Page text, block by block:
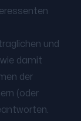
und
damit
der
(oder